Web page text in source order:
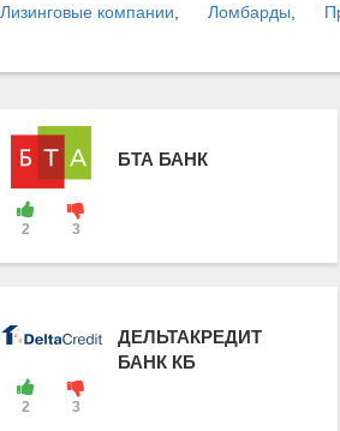
Лизинговые компании
Ломбарды
2 3
БТА БАНК
2 3
ДЕЛЬТАКРЕДИТ
БАНК КБ